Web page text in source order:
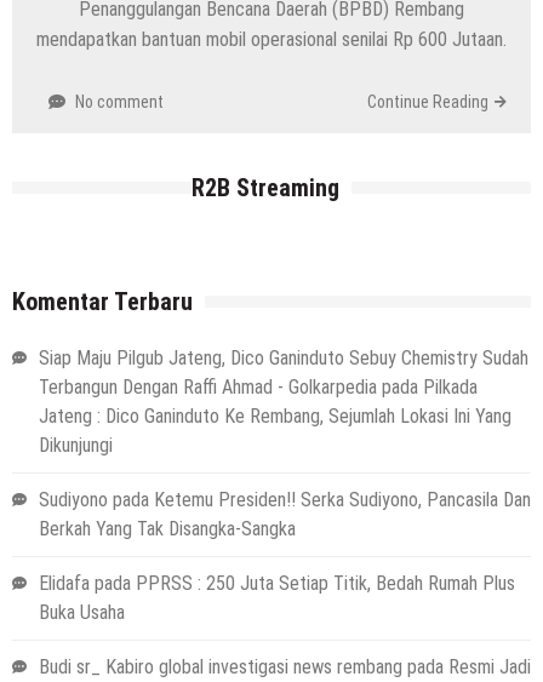
Penanggulangan Bencana Daerah (BPBD) Rembang
mendapatkan bantuan mobil operasional senilai Rp 600 Jutaan.
No comment Continue Reading
R2B Streaming
Komentar Terbaru
Siap Maju Pilgub Jateng, Dico Ganinduto Sebuy Chemistry Sudah
Terbangun Dengan Raffi Ahmad - Golkarpedia pada Pilkada
Jateng : Dico Ganinduto Ke Rembang, Sejumlah Lokasi Ini Yang
Dikunjungi
Sudiyono pada Ketemu Presiden!! Serka Sudiyono, Pancasila Dan
Berkah Yang Tak Disangka-Sangka
Elidafa pada PPRSS : 250 Juta Setiap Titik, Bedah Rumah Plus
Buka Usaha
Budi sr_ Kabiro global investigasi news rembang pada Resmi Jadi